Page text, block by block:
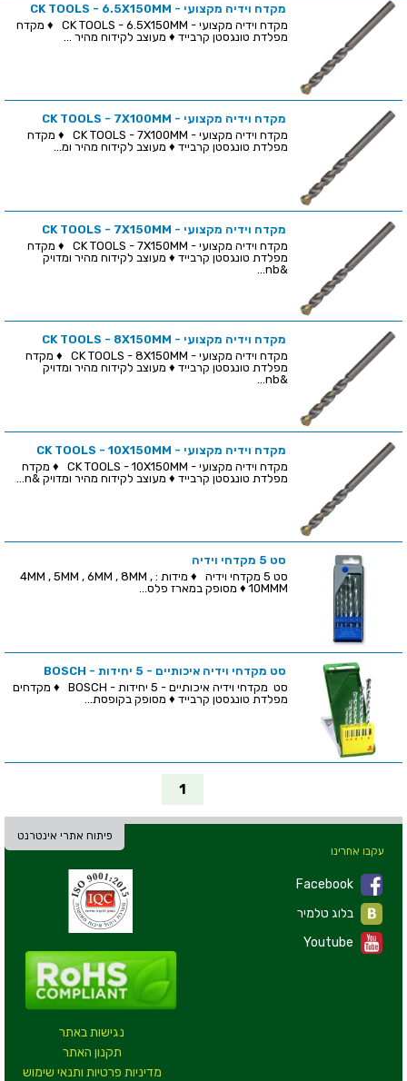
מקדח וידיה מקצועי - CK TOOLS - 6.5X150MM
מקדח וידיה מקצועי - CK TOOLS - 6.5X150MM ♦ מקדח
מפלדת טונגסטן קרבייד ♦ מעוצב לקידוח מהיר ...
מקדח וידיה מקצועי - CK TOOLS - 7X100MM
מקדח וידיה מקצועי - CK TOOLS - 7X100MM ♦ מקדח
מפלדת טונגסטן קרבייד ♦ מעוצב לקידוח מהיר ומ...
מקדח וידיה מקצועי - CK TOOLS - 7X150MM
מקדח וידיה מקצועי - CK TOOLS - 7X150MM ♦ מקדח
מפלדת טונגסטן קרבייד ♦ מעוצב לקידוח מהיר ומדויק
&nb...
מקדח וידיה מקצועי - CK TOOLS - 8X150MM
מקדח וידיה מקצועי - CK TOOLS - 8X150MM ♦ מקדח
מפלדת טונגסטן קרבייד ♦ מעוצב לקידוח מהיר ומדויק
&nb...
מקדח וידיה מקצועי - CK TOOLS - 10X150MM
מקדח וידיה מקצועי - CK TOOLS - 10X150MM ♦ מקדח
מפלדת טונגסטן קרבייד ♦ מעוצב לקידוח מהיר ומדויק &n...
סט 5 מקדחי וידיה
סט 5 מקדחי וידיה ♦ מידות : 4MM , 5MM , 6MM , 8MM ,
10MMM ♦ מסופק במארז פלס...
סט מקדחי וידיה איכותיים - 5 יחידות - BOSCH
סט מקדחי וידיה איכותיים - 5 יחידות - BOSCH ♦ מקדחים
מפלדת טונגסטן קרבייד ♦ מסופק בקופסת...
1
פיתוח אתרי אינטרנט
נגישות באתר
תקנון האתר
מדיניות פרטיות ותנאי שימוש
עקבו אחרינו
Facebook
Youtube